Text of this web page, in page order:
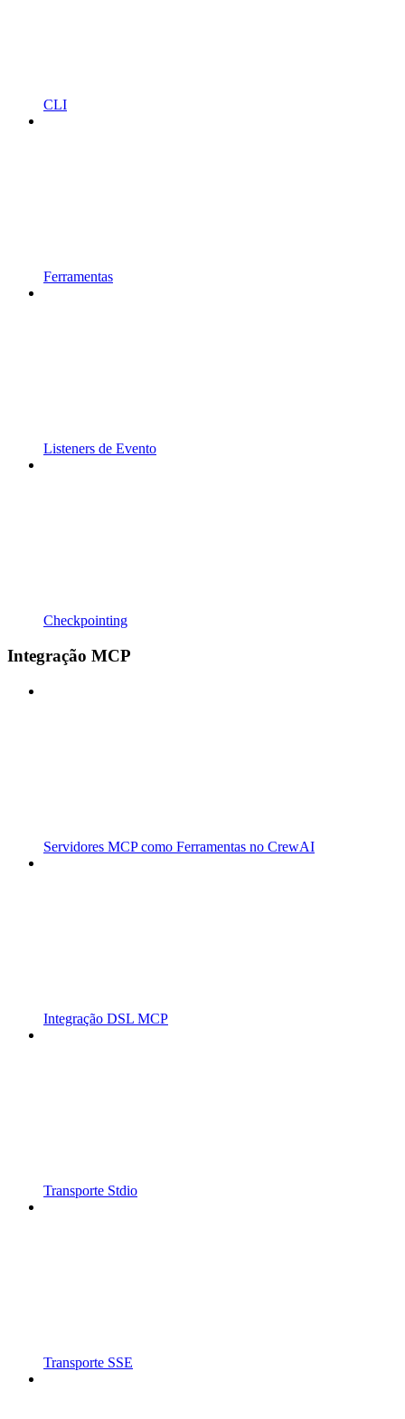
CLI
Ferramentas
Listeners de Evento
Checkpointing
Integração MCP
Servidores MCP como Ferramentas no CrewAI
Integração DSL MCP
Transporte Stdio
Transporte SSE